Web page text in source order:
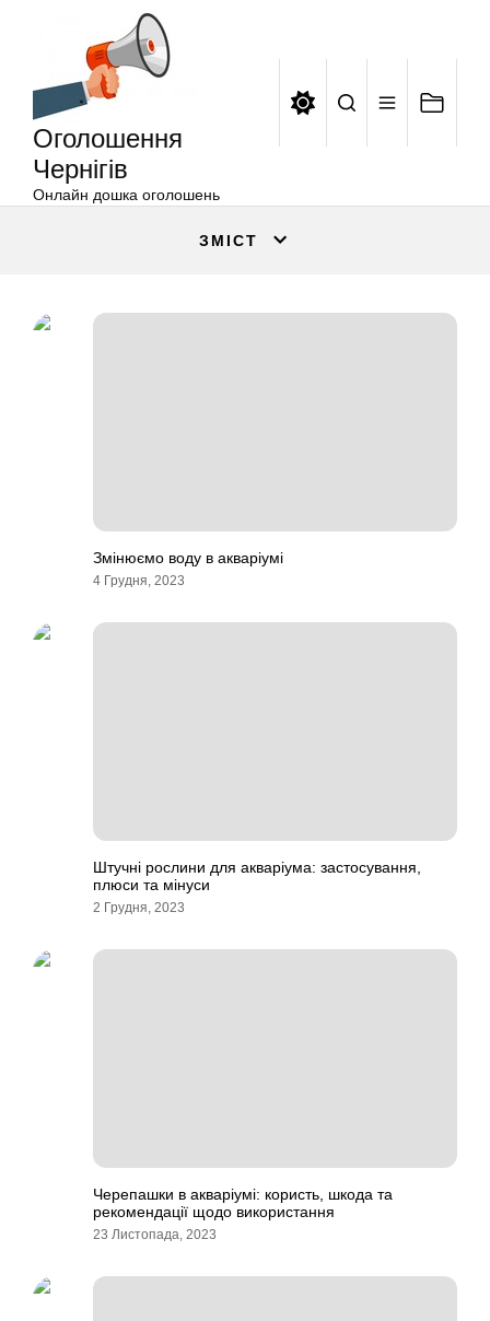
Оголошення
Чернігів
Онлайн дошка оголошень
ЗМІСТ
Змінюємо воду в акваріумі
4 Грудня, 2023
Штучні рослини для акваріума: застосування,
плюси та мінуси
2 Грудня, 2023
Черепашки в акваріумі: користь, шкода та
рекомендації щодо використання
23 Листопада, 2023